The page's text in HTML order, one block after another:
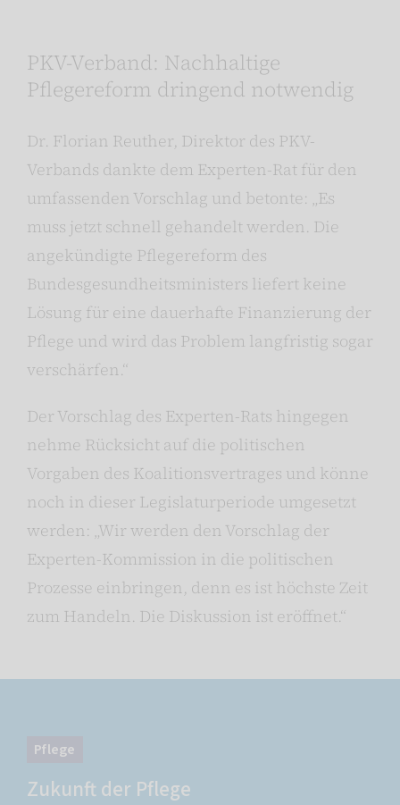
PKV-Verband: Nachhaltige
Pflegereform dringend notwendig
Dr. Florian Reuther, Direktor des PKV-
Verbands dankte dem Experten-Rat für den
umfassenden Vorschlag und betonte: „Es
muss jetzt schnell gehandelt werden. Die
angekündigte Pflegereform des
Bundesgesundheitsministers liefert keine
Lösung für eine dauerhafte Finanzierung der
Pflege und wird das Problem langfristig sogar
verschärfen.“
Der Vorschlag des Experten-Rats hingegen
nehme Rücksicht auf die politischen
Vorgaben des Koalitionsvertrages und könne
noch in dieser Legislaturperiode umgesetzt
werden: „Wir werden den Vorschlag der
Experten-Kommission in die politischen
Prozesse einbringen, denn es ist höchste Zeit
zum Handeln. Die Diskussion ist eröffnet.“
Pflege
Zukunft der Pflege